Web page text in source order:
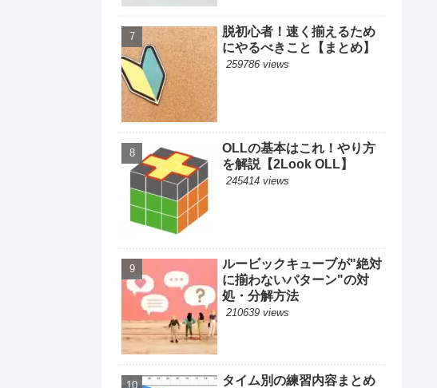
脱初心者！速く揃えるため
にやるべきこと【まとめ】
259786 views
OLLの基本はこれ！やり方
を解説【2Look OLL】
245414 views
ルービックキューブが"絶対
に揃わないパターン"の対
処・分解方法
210639 views
タイム別の練習内容まとめ